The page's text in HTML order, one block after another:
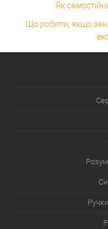
Як
Що робити, якщо